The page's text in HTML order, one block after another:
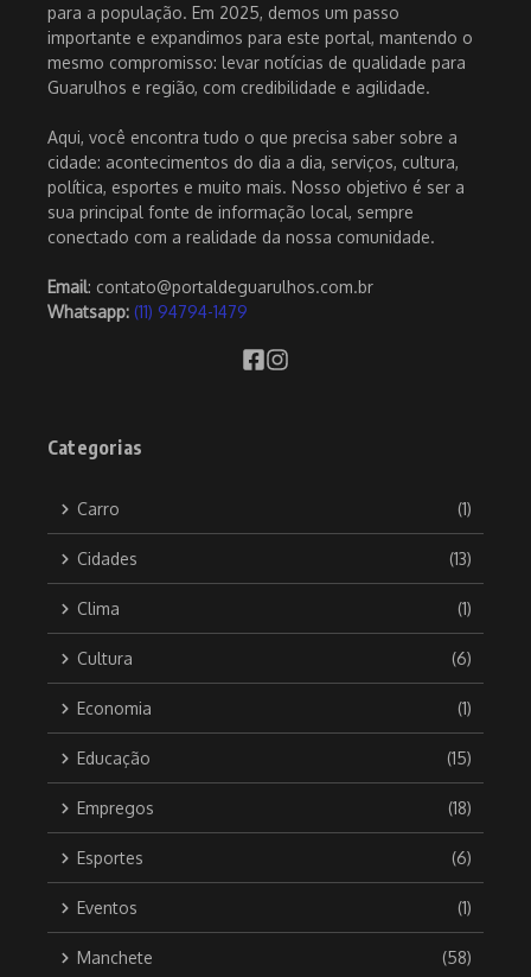
para a população. Em 2025, demos um passo
importante e expandimos para este portal, mantendo o
mesmo compromisso: levar notícias de qualidade para
Guarulhos e região, com credibilidade e agilidade.
Aqui, você encontra tudo o que precisa saber sobre a
cidade: acontecimentos do dia a dia, serviços, cultura,
política, esportes e muito mais. Nosso objetivo é ser a
sua principal fonte de informação local, sempre
conectado com a realidade da nossa comunidade.
Email: contato@portaldeguarulhos.com.br
Whatsapp: (11) 94794-1479
Categorias
Carro (1)
Cidades (13)
Clima (1)
Cultura (6)
Economia (1)
Educação (15)
Empregos (18)
Esportes (6)
Eventos (1)
Manchete (58)